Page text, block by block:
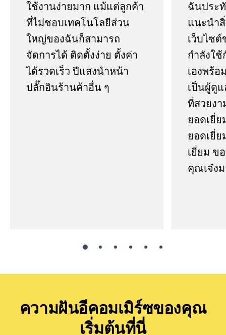
ใช้งานง่ายมาก แม้แต่ลูกค้า
ที่ไม่ชอบเทคโนโลยีส่วน
ใหญ่ของฉันก็สามารถ
จัดการได้ ติดตั้งง่าย ตั้งค่า
ได้รวดเร็ว ปีแสงนำหน้า
ปลั๊กอินร้านค้าอื่น ๆ
ฉันประ
แนะนำ
เว็บไซ
กำลังใ
เองพร้
เป็นผู้ดูแ
ที่สวยง
ยอดเยี่ย
ยอดเยี่
เยี่ยม ข
คุณเจ๋ง
ความฝันอีคอมเมิร์ซของคุณ
เริ่มต้นที่นี่